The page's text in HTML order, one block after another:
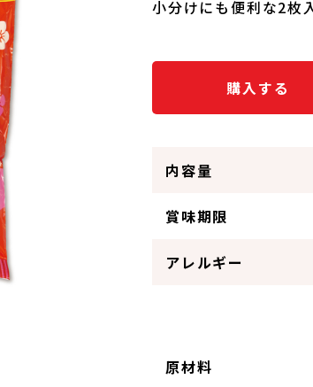
小分けにも便利な2枚
購入する
内容量
賞味期限
アレルギー
原材料